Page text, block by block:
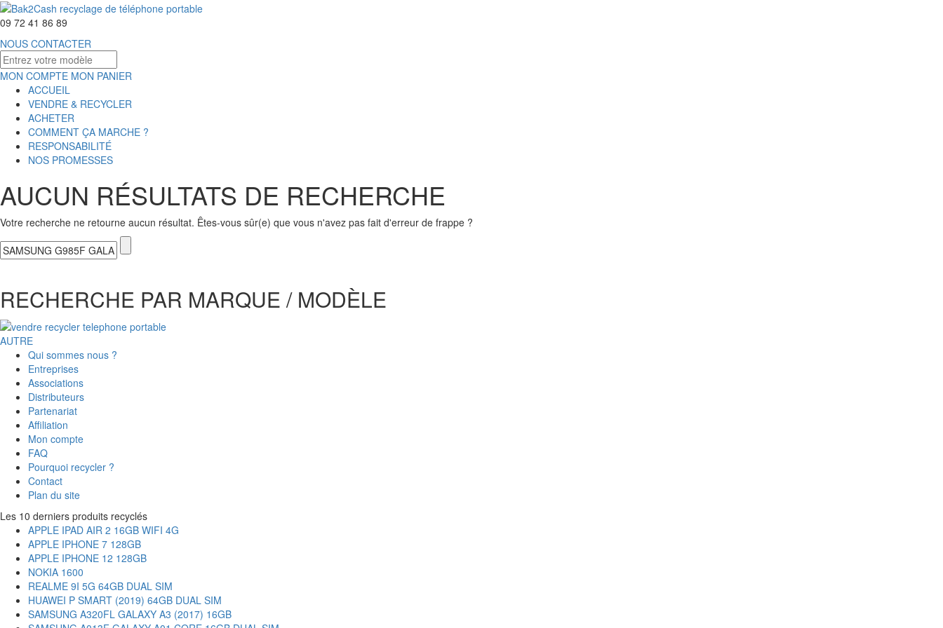
09 72 41 86 89
NOUS CONTACTER
MON COMPTE MON PANIER
ACCUEIL
VENDRE & RECYCLER
ACHETER
COMMENT ÇA MARCHE ?
RESPONSABILITÉ
NOS PROMESSES
AUCUN RÉSULTATS DE RECHERCHE
Votre recherche ne retourne aucun résultat. Êtes-vous sûr(e) que vous n'avez pas fait d'erreur de frappe ?
RECHERCHE PAR MARQUE / MODÈLE
AUTRE
Qui sommes nous ?
Entreprises
Associations
Distributeurs
Partenariat
Affiliation
Mon compte
FAQ
Pourquoi recycler ?
Contact
Plan du site
Les 10 derniers produits recyclés
APPLE IPAD AIR 2 16GB WIFI 4G
APPLE IPHONE 7 128GB
APPLE IPHONE 12 128GB
NOKIA 1600
REALME 9I 5G 64GB DUAL SIM
HUAWEI P SMART (2019) 64GB DUAL SIM
SAMSUNG A320FL GALAXY A3 (2017) 16GB